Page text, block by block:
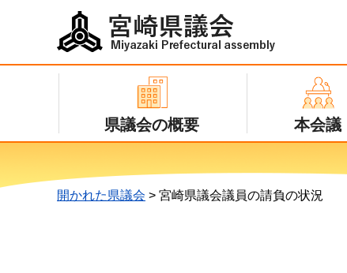
宮崎県議会
Miyazaki Prefectural assembly
県議会の概要 本会議
開かれた県議会 > 宮崎県議会議員の請負の状況